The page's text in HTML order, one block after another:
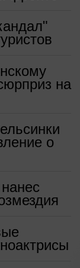
на
о